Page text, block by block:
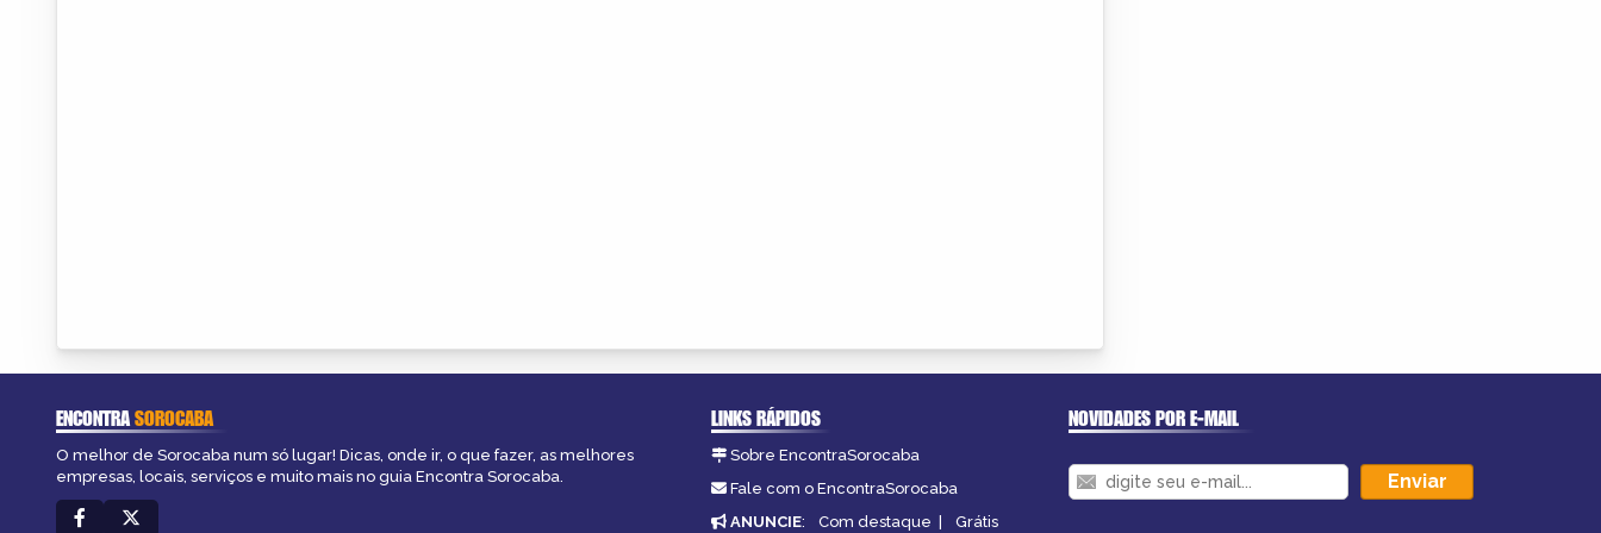
ENCONTRASOROCABA
O melhor de Sorocaba num só lugar! Dicas, onde ir, o que fazer, as melhores
empresas, locais, serviços e muito mais no guia Encontra Sorocaba.
LINKS RÁPIDOS
Sobre EncontraSorocaba
Fale com o EncontraSorocaba
ANUNCIE: Com destaque | Grátis
NOVIDADES POR E-MAIL